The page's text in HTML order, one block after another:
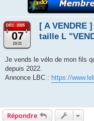
DÉC. 2025
07
19:31
[ A VENDRE
taille L
Je vends le vélo de mon fils
depuis 2022.
Annonce LBC : https://
Répondre